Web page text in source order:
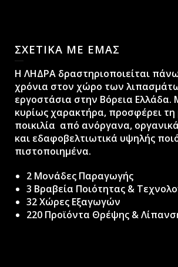
ΣΧΕΤΙΚΑ ΜΕ ΕΜΑΣ
H ΛΗΔΡΑ δραστηριοποιείται
χρόνια στον χώρο των
εργοστάσια στην Βόρεια Ελλάδα.
κυρίως χαρακτήρα, προσφέρει τη
ποικιλία από ανόργανα,
και εδαφοβελτιωτικά υψηλής
πιστοποιημένα.
2 Μονάδες Παραγωγής
3 Βραβεία Ποιότητας &
32 Χώρες Εξαγωγών
220 Προϊόντα Θρέψης &